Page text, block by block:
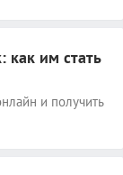
как им стать
и получить